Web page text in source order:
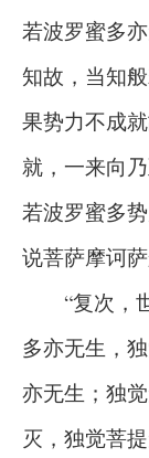
若波罗蜜多
知故，当知
果势力不成
就，一来向
若波罗蜜多
说菩萨摩诃
“复次，世
多亦无生，
亦无生；独
灭，独觉菩